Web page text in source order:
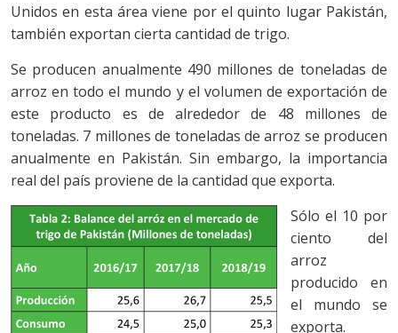
Unidos en esta área viene por el quinto lugar Pakistán,
también exportan cierta cantidad de trigo.
Se producen anualmente 490 millones de toneladas de
arroz en todo el mundo y el volumen de exportación de
este producto es de alrededor de 48 millones de
toneladas. 7 millones de toneladas de arroz se producen
anualmente en Pakistán. Sin embargo, la importancia
real del país proviene de la cantidad que exporta.
Sólo el 10 por
ciento del
arroz
producido en
el mundo se
exporta.